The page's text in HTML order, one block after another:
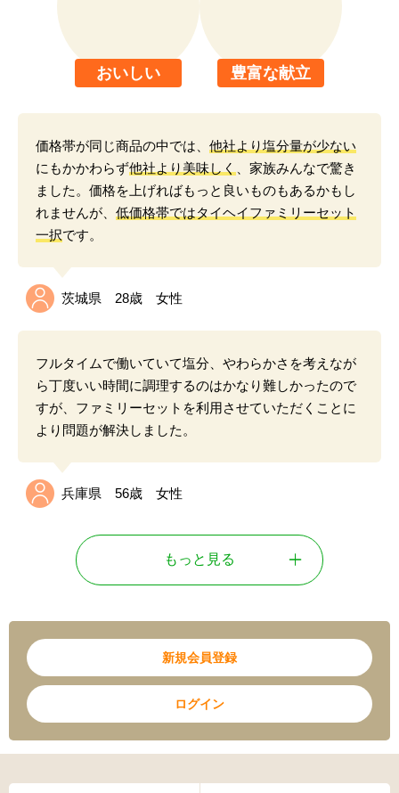
おいしい 豊富な献立
価格帯が同じ商品の中では、 他社より塩分量が少ない
にもかかわらず他社より美味しく
、家族みんなで驚き
ました。価格を上げればもっと良いものもあるかもし
れませんが、 低価格帯ではタイヘイファミリーセット
一択です。
茨城県 28歳 女性
フルタイムで働いていて塩分、やわらかさを考えなが
ら丁度いい時間に調理するのはかなり難しかったので
すが、ファミリーセットを利用させていただくことに
より問題が解決しました。
兵庫県 56歳 女性
もっと見る
新規会員登録
ログイン